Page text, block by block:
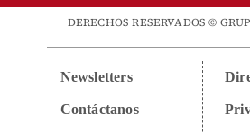
DERECHOS RESERVADOS ©
Newsletters
Contáctanos